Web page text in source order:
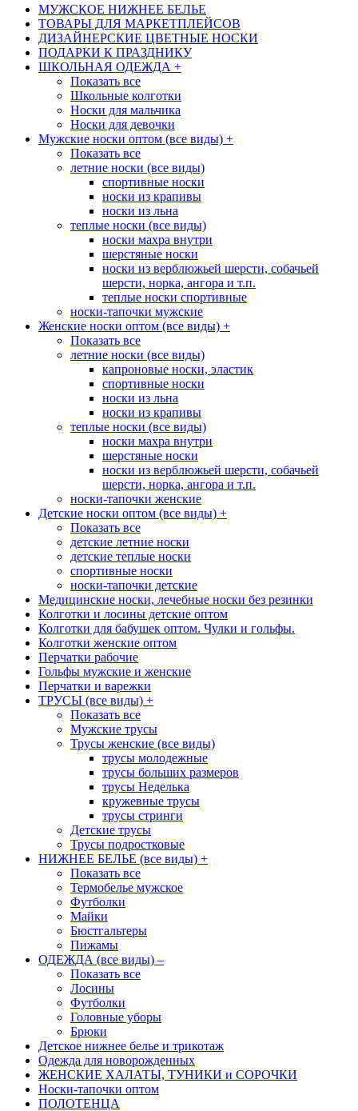
МУЖСКОЕ НИЖНЕЕ БЕЛЬЕ
ТОВАРЫ ДЛЯ МАРКЕТПЛЕЙСОВ
ДИЗАЙНЕРСКИЕ ЦВЕТНЫЕ НОСКИ
ПОДАРКИ К ПРАЗДНИКУ
ШКОЛЬНАЯ ОДЕЖДА +
Показать все
Школьные колготки
Носки для мальчика
Носки для девочки
Мужские носки оптом (все виды) +
Показать все
летние носки (все виды)
спортивные носки
носки из крапивы
носки из льна
теплые носки (все виды)
носки махра внутри
шерстяные носки
носки из верблюжьей шерсти, собачьей
шерсти, норка, ангора и т.п.
теплые носки спортивные
носки-тапочки мужские
Женские носки оптом (все виды) +
Показать все
летние носки (все виды)
капроновые носки, эластик
спортивные носки
носки из льна
носки из крапивы
теплые носки (все виды)
носки махра внутри
шерстяные носки
носки из верблюжьей шерсти, собачьей
шерсти, норка, ангора и т.п.
носки-тапочки женские
Детские носки оптом (все виды) +
Показать все
детские летние носки
детские теплые носки
спортивные носки
носки-тапочки детские
Медицинские носки, лечебные носки без резинки
Колготки и лосины детские оптом
Колготки для бабушек оптом. Чулки и гольфы.
Колготки женские оптом
Перчатки рабочие
Гольфы мужские и женские
Перчатки и варежки
ТРУСЫ (все виды) +
Показать все
Мужские трусы
Трусы женские (все виды)
трусы молодежные
трусы больших размеров
трусы Неделька
кружевные трусы
трусы стринги
Детские трусы
Трусы подростковые
НИЖНЕЕ БЕЛЬЕ (все виды) +
Показать все
Термобелье мужское
Футболки
Майки
Бюстгальтеры
Пижамы
ОДЕЖДА (все виды) –
Показать все
Лосины
Футболки
Головные уборы
Брюки
Детское нижнее белье и трикотаж
Одежда для новорожденных
ЖЕНСКИЕ ХАЛАТЫ, ТУНИКИ и СОРОЧКИ
Носки-тапочки оптом
ПОЛОТЕНЦА